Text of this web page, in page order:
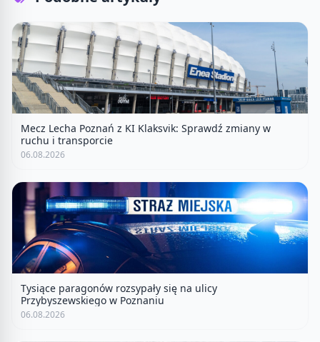
Mecz Lecha Poznań z KI Klaksvik: Sprawdź zmiany w
ruchu i transporcie
06.08.2026
Tysiące paragonów rozsypały się na ulicy
Przybyszewskiego w Poznaniu
06.08.2026